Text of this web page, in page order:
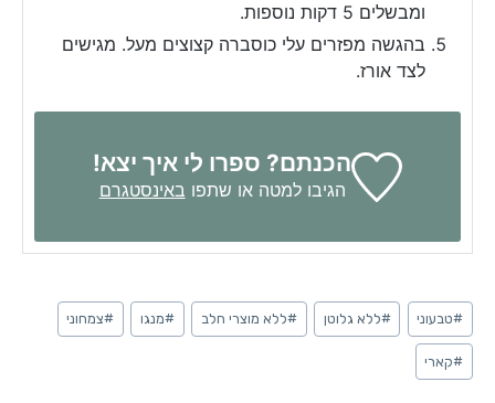
ומבשלים 5 דקות נוספות.
בהגשה מפזרים עלי כוסברה קצוצים מעל. מגישים
לצד אורז.
הכנתם? ספרו לי איך יצא!
הגיבו למטה או שתפו באינסטגרם
Post
Tags:
#טבעוני #ללא גלוטן #ללא מוצרי חלב #מנגו #צמחוני
#קארי